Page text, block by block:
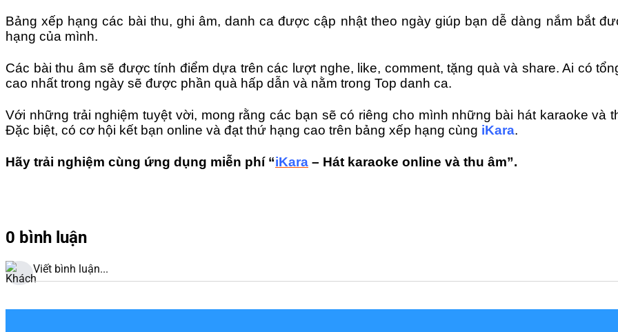
Bảng xếp hạng các bài thu, ghi âm, danh ca được cập nhật theo ngày giúp bạn dễ dàng nắm bắt
hạng của mình.
Các bài thu âm sẽ được tính điểm dựa trên các lượt nghe, like, comment, tặng quà và share. Ai có
cao nhất trong ngày sẽ được phần quà hấp dẫn và nằm trong Top danh ca.
Với những trải nghiệm tuyệt vời, mong rằng các bạn sẽ có riêng cho mình những bài hát karaoke và
Đặc biệt, có cơ hội kết bạn online và đạt thứ hạng cao trên bảng xếp hạng cùng iKara.
Hãy trải nghiệm cùng ứng dụng miễn phí “iKara – Hát karaoke online và thu âm”.
0 bình luận
Viết bình luận...